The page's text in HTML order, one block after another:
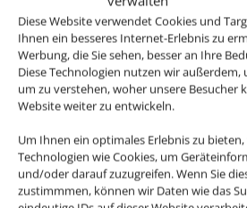
Diese Website verwendet Cookies und
Ihnen ein besseres Internet-Erlebnis zu
Werbung, die Sie sehen, besser an Ihre
Diese Technologien nutzen wir außerdem,
um zu verstehen, woher unsere Besucher
Website weiter zu entwickeln.
Um Ihnen ein optimales Erlebnis zu
Technologien wie Cookies, um
und/oder darauf zuzugreifen. Wenn Sie
zustimmmen, können wir Daten wie das
unverzüglich mitzuteilen.
6.3. Wir erheben in der Regel
Servicegebühren oder
Rücktritt / Umbuchung und /oder
wir Servicegebühren oder
darüber. Generell ausgenommen
Rücktritt / die Umbuchung und /
von nicht im Zusammenhang mit
gebuchten